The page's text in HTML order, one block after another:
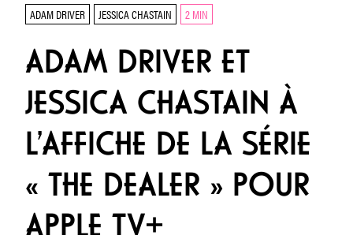
ADAM DRIVER
JESSICA CHASTAIN 2 MIN
ADAM DRIVER ET
JESSICA CHASTAIN À
L’AFFICHE DE LA SÉRIE
« THE DEALER » POUR
APPLE TV+